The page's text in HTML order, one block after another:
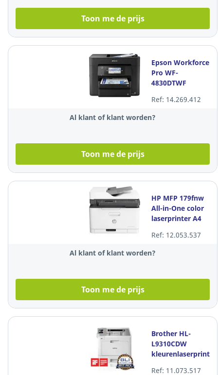
Toon me de prijs
Epson Workforce
Pro WF-
4830DTWF
inkjetprinter
Ref: 14.269.412
Al klant of klant worden?
Toon me de prijs
HP MFP 179fnw
All-in-One color
laserprinter A4
Ref: 12.053.537
Al klant of klant worden?
Toon me de prijs
Brother HL-
L9310CDW
kleurenlaserprinter
Ref: 11.073.517